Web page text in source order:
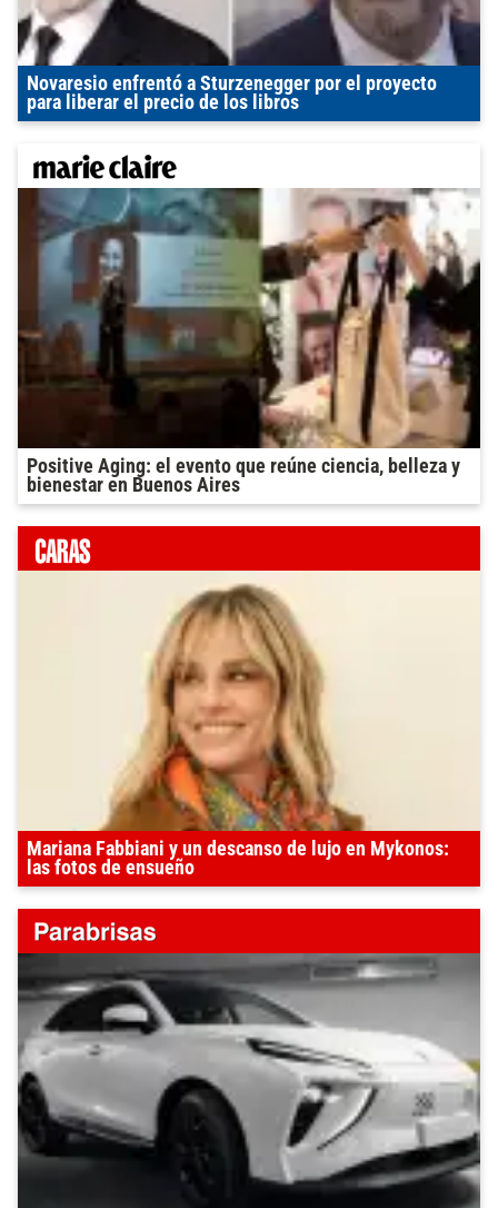
Novaresio enfrentó a Sturzenegger por el proyecto
para liberar el precio de los libros
Positive Aging: el evento que reúne ciencia, belleza y
bienestar en Buenos Aires
Mariana Fabbiani y un descanso de lujo en Mykonos:
las fotos de ensueño